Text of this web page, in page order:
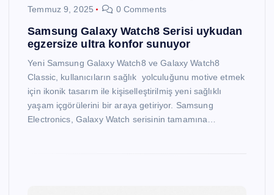
Temmuz 9, 2025
0 Comments
Samsung Galaxy Watch8 Serisi uykudan
egzersize ultra konfor sunuyor
Yeni Samsung Galaxy Watch8 ve Galaxy Watch8
Classic, kullanıcıların sağlık yolculuğunu motive etmek
için ikonik tasarım ile kişiselleştirilmiş yeni sağlıklı
yaşam içgörülerini bir araya getiriyor. Samsung
Electronics, Galaxy Watch serisinin tamamına…